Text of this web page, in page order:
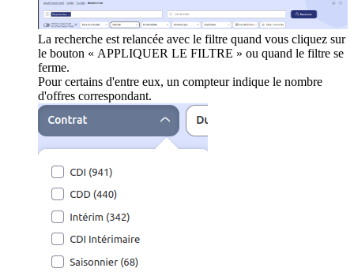
La recherche est relancée avec le filtre quand vous cliquez sur
le bouton « APPLIQUER LE FILTRE » ou quand le filtre se
ferme.
Pour certains d'entre eux, un compteur indique le nombre
d'offres correspondant.